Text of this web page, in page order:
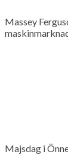
Massey
Majsdag i